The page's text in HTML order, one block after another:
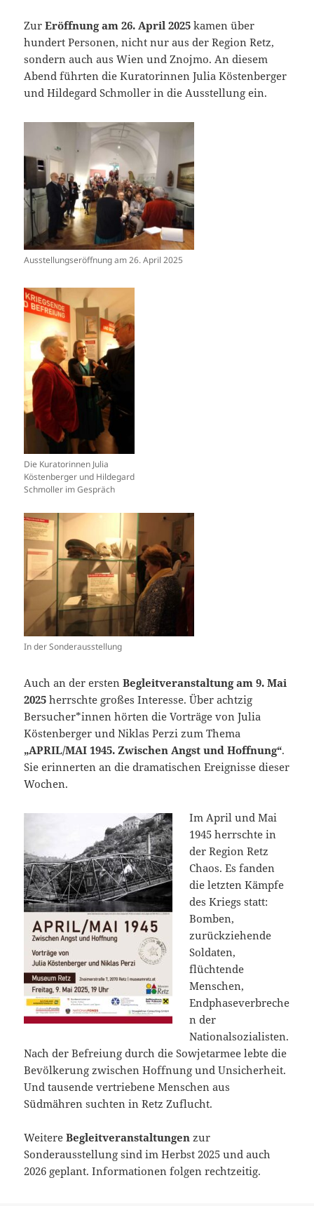
ZurEröffnung am 26. April 2025 kamen über
hundert Personen, nicht nur aus der Region Retz,
sondern auch aus Wien und Znojmo. An diesem
Abend führten die Kuratorinnen Julia Köstenberger
und Hildegard Schmoller in die Ausstellung ein.
Ausstellungseröffnung am 26. April 2025
Die Kuratorinnen Julia
Köstenberger und Hildegard
Schmoller im Gespräch
In der Sonderausstellung
Auch an der erstenBegleitveranstaltung am 9. Mai
2025 herrschte großes Interesse. Über achtzig
Bersucher*innen hörten die Vorträge von Julia
Köstenberger und Niklas Perzi zum Thema
„APRIL/MAI 1945. Zwischen Angst und Hoffnung“.
Sie erinnerten an die dramatischen Ereignisse dieser
Wochen.
Im April und Mai
1945 herrschte in
der Region Retz
Chaos. Es fanden
die letzten Kämpfe
des Kriegs statt:
Bomben,
zurückziehende
Soldaten,
flüchtende
Menschen,
Endphaseverbreche
n der
Nationalsozialisten.
Nach der Befreiung durch die Sowjetarmee lebte die
Bevölkerung zwischen Hoffnung und Unsicherheit.
Und tausende vertriebene Menschen aus
Südmähren suchten in Retz Zuflucht.
WeitereBegleitveranstaltungen zur
Sonderausstellung sind im Herbst 2025 und auch
2026 geplant. Informationen folgen rechtzeitig.